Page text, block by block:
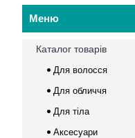
Каталог товарів
Для волосся
Для обличчя
Для тіла
Аксесуари